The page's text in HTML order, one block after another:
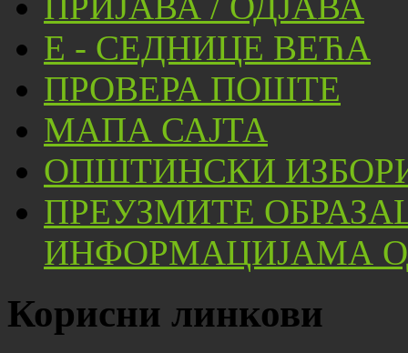
Е - СЕДНИЦЕ ВЕЋА
ПРОВЕРА ПОШТЕ
МАПА САЈТА
ОПШТИНСКИ
ПРЕУЗМИТЕ
ИНФОРМАЦИЈАМА
Корисни линкови